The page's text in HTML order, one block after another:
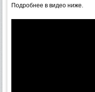
Подробнее в видео ниже.